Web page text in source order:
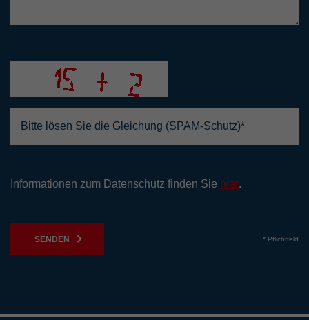
Informationen zum Datenschutz finden Sie hier.
SENDEN * Pflichtfeld